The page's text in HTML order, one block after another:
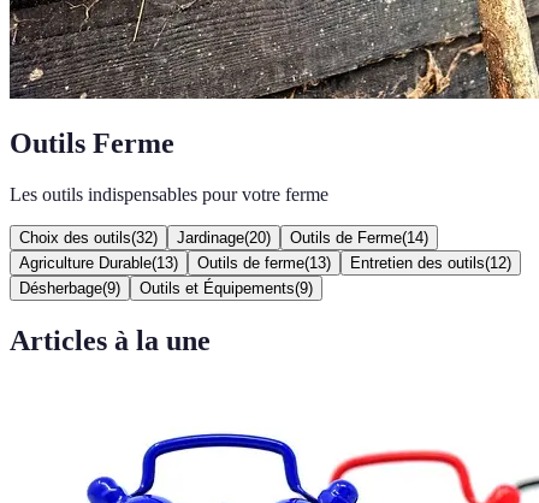
Outils Ferme
Les outils indispensables pour votre ferme
Choix des outils(32) Jardinage(20) Outils de Ferme(14)
Agriculture Durable(13) Outils de ferme(13) Entretien des outils(12)
Désherbage(9) Outils et Équipements(9)
Articles à la une